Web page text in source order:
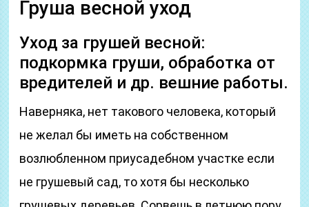
Груша весной уход
Уход за грушей весной:
подкормка груши, обработка от
вредителей и др. вешние работы.
Наверняка, нет такового человека, который
не желал бы иметь на собственном
возлюбленном приусадебном участке если
не грушевый сад, то хотя бы несколько